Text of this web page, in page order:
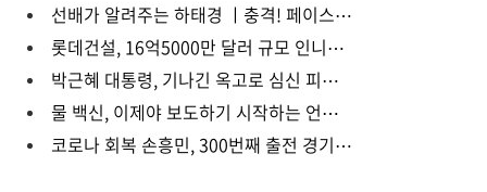
선배가 알려주는 하태경 ㅣ충격! 페이스⋯
롯데건설, 16억5000만 달러 규모 인니⋯
박근혜 대통령, 기나긴 옥고로 심신 피⋯
물 백신, 이제야 보도하기 시작하는 언⋯
코로나 회복 손흥민, 300번째 출전 경기⋯